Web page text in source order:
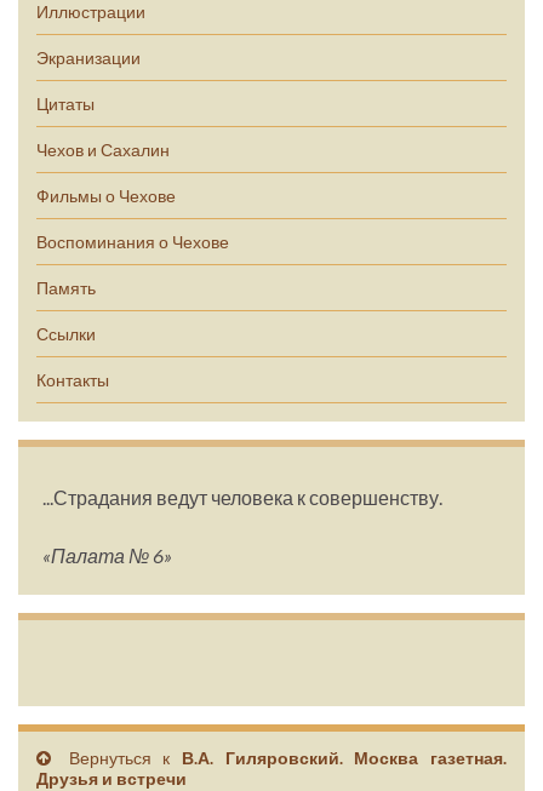
Иллюстрации
Экранизации
Цитаты
Чехов и Сахалин
Фильмы о Чехове
Воспоминания о Чехове
Память
Ссылки
Контакты
...Страдания ведут человека к совершенству.
«Палата № 6»
Вернуться к В.А. Гиляровский. Москва газетная.
Друзья и встречи